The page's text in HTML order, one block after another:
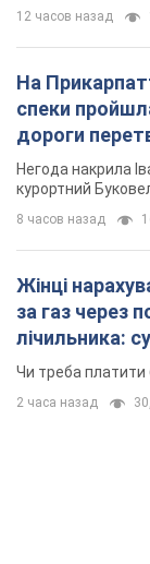
12 часов назад
На
спеки
дороги
Відео
Негода накрила
курортний
8 часов назад
Жінці
за газ через
лічильника:
неочікуване
Чи треба платити
2 часа назад